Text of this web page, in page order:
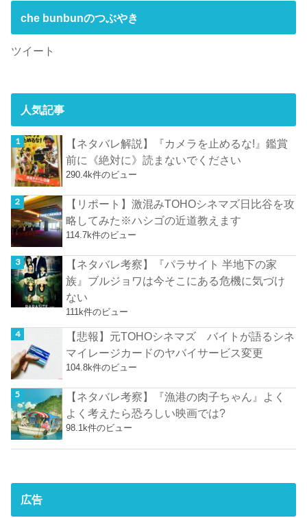
che bunbunのつぶやき
ツイート
人気記事
【ネタバレ解説】『カメラを止めるな!』鑑賞
前に《絶対に》読まないでください
290.4k件のビュー
【リポート】激混みTOHOシネマズ日比谷を攻
略してみた※ハシゴの近道教えます
114.7k件のビュー
【ネタバレ考察】『パラサイト 半地下の家
族』ブルジョワは今そこにある危機に気づけ
ない
111k件のビュー
【悲報】元TOHOシネマズ バイトが語るシネ
マイレージカードのヤバイサービス変更
104.8k件のビュー
【ネタバレ考察】『漁港の肉子ちゃん』よく
よく考えたら恐ろしい映画では?
98.1k件のビュー
広告